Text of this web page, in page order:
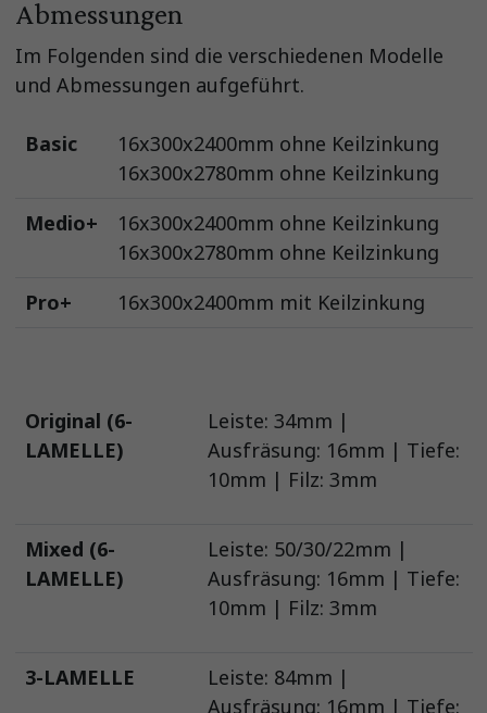
Abmessungen
Im Folgenden sind die verschiedenen Modelle
und Abmessungen aufgeführt.
Basic
16x300x2400mm ohne Keilzinkung
16x300x2780mm ohne Keilzinkung
Medio+
16x300x2400mm ohne Keilzinkung
16x300x2780mm ohne Keilzinkung
Pro+
16x300x2400mm mit Keilzinkung
Original (6-
LAMELLE)
Leiste: 34mm |
Ausfräsung: 16mm | Tiefe:
10mm | Filz: 3mm
Mixed (6-
LAMELLE)
Leiste: 50/30/22mm |
Ausfräsung: 16mm | Tiefe:
10mm | Filz: 3mm
3-LAMELLE
Leiste: 84mm |
Ausfräsung: 16mm | Tiefe: